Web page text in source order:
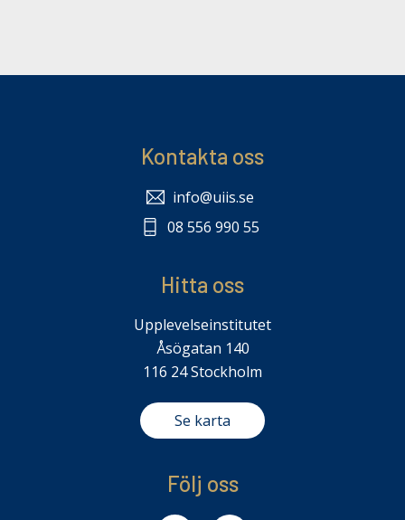
Kontakta oss
info@uiis.se
08 556 990 55
Hitta oss
Upplevelseinstitutet
Åsögatan 140
116 24 Stockholm
Se karta
Följ oss